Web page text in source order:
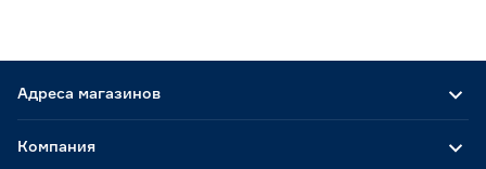
Адреса магазинов
Компания